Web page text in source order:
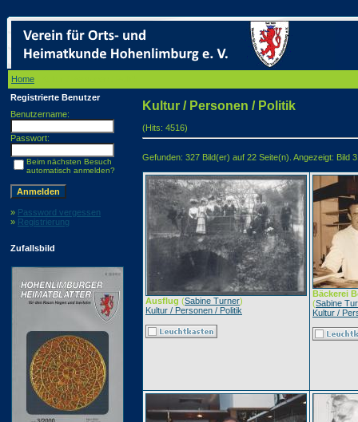
Home
Registrierte Benutzer
Benutzername:
Passwort:
Beim nächsten Besuch
automatisch anmelden?
» Password vergessen
» Registrierung
Zufallsbild
Kultur / Personen / Politik
(Hits: 4516)
Gefunden: 327 Bild(er) auf 22 Seite(n). Angezeigt: Bild
Ausflug (Sabine Turner)
Kultur / Personen / Politik
Bäckerei
(Sabine
Kultur /